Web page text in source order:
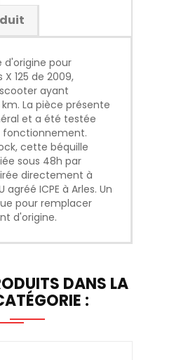
d'origine pour
125 de 2009,
ayant
La pièce présente
et a été testée
fonctionnement.
cette béquille
sous 48h par
directement à
ICPE à Arles. Un
pour remplacer
d'origine.
DANS LA
: